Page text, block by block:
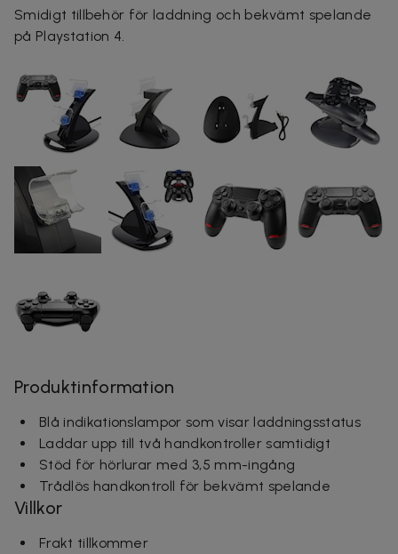
Smidigt tillbehör för laddning och bekvämt spelande
på Playstation 4.
Produktinformation
Blå indikationslampor som visar laddningsstatus
Laddar upp till två handkontroller samtidigt
Stöd för hörlurar med 3,5 mm-ingång
Trådlös handkontroll för bekvämt spelande
Villkor
Frakt tillkommer